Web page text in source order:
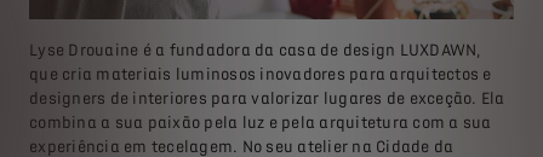
Lyse Drouaine é a fundadora da casa de design LUXDAWN,
que cria materiais luminosos inovadores para arquitectos e
designers de interiores para valorizar lugares de exceção. Ela
combina a sua paixão pela luz e pela arquitetura com a sua
experiência em tecelagem. No seu atelier na Cidade da